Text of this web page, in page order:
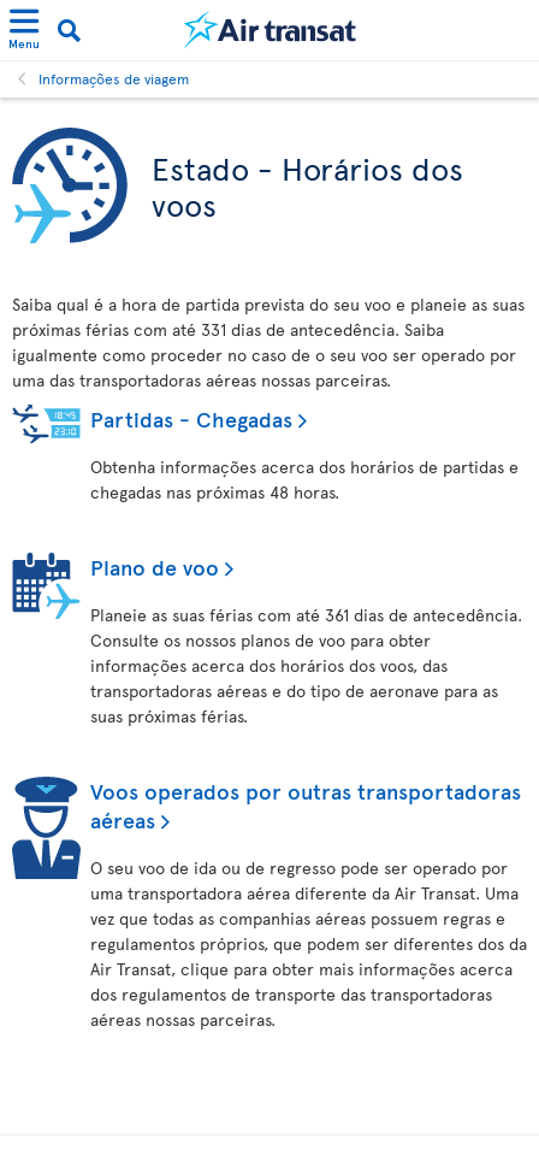
Menu
Informações de viagem
Estado - Horários dos
voos
Saiba qual é a hora de partida prevista do seu voo e planeie as suas
próximas férias com até 331 dias de antecedência. Saiba
igualmente como proceder no caso de o seu voo ser operado por
uma das transportadoras aéreas nossas parceiras.
Partidas - Chegadas
Obtenha informações acerca dos horários de partidas e
chegadas nas próximas 48 horas.
Plano de voo
Planeie as suas férias com até 361 dias de antecedência.
Consulte os nossos planos de voo para obter
informações acerca dos horários dos voos, das
transportadoras aéreas e do tipo de aeronave para as
suas próximas férias.
Voos operados por outras transportadoras
aéreas
O seu voo de ida ou de regresso pode ser operado por
uma transportadora aérea diferente da Air Transat. Uma
vez que todas as companhias aéreas possuem regras e
regulamentos próprios, que podem ser diferentes dos da
Air Transat, clique para obter mais informações acerca
dos regulamentos de transporte das transportadoras
aéreas nossas parceiras.